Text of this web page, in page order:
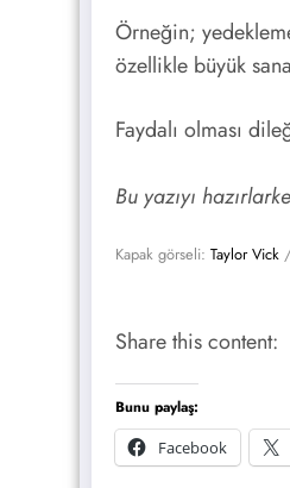
Örneğin;
özellikle büyük
Faydalı olması
Bu yazıyı
Kapak görseli: Taylor Vick
Share this content:
Bunu paylaş:
Facebook